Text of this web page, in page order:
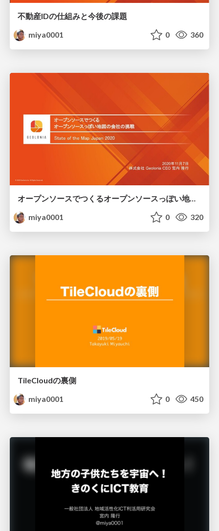
不動産IDの仕組みと今後の課題
miya0001
0 360
オープンソースでつくるオープンソースっぽい地図の会社の挑戦
miya0001
0 320
TileCloudの裏側
miya0001
0 450